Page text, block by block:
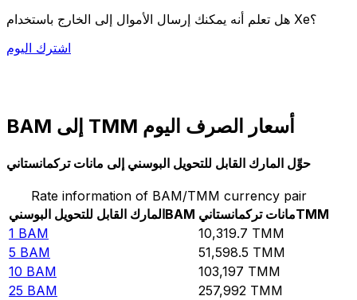
هل تعلم أنه يمكنك إرسال الأموال إلى الخارج باستخدام Xe؟
اشترك اليوم
BAM إلى TMM أسعار الصرف اليوم
حوِّل المارك القابل للتحويل البوسني إلى مانات تركمانستاني
Rate information of BAM/TMM currency pair
المارك القابل للتحويل البوسنيBAM مانات تركمانستانيTMM
1 BAM 10,319.7 TMM
5 BAM 51,598.5 TMM
10 BAM 103,197 TMM
25 BAM 257,992 TMM